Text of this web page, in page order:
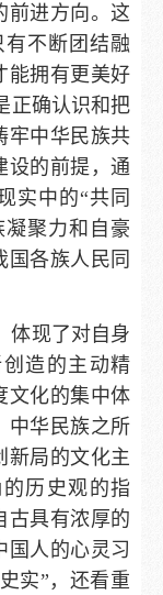
前进方向。这
不断团结融
能拥有更美好
正确认识和把
牢中华民族共
设的前提，通
实中的“共同
聚力和自豪
国各族人民同
体现了对自身
造的主动精
文化的集中体
中华民族之所
新局的文化主
历史观的指
古具有浓厚的
国人的心灵习
实”，还看重